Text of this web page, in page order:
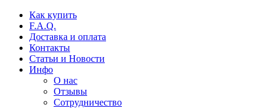
Как купить
F.A.Q.
Доставка и оплата
Контакты
Статьи и Новости
Инфо
О нас
Отзывы
Сотрудничество